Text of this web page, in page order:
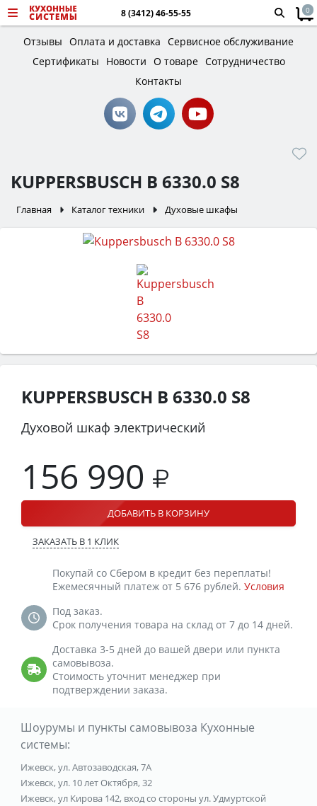
8 (3412) 46-55-55 0
Отзывы Оплата и доставка Сервисное обслуживание
Сертификаты
Новости О товаре Сотрудничество
Контакты
KUPPERSBUSCH B 6330.0 S8
Главная Каталог техники Духовые шкафы
KUPPERSBUSCH B 6330.0 S8
Духовой шкаф электрический
156 990
ДОБАВИТЬ В КОРЗИНУ
ЗАКАЗАТЬ В 1 КЛИК
Покупай со Сбером в кредит без переплаты!
Ежемесячный платеж от 5 676 рублей. Условия
Под заказ.
Срок получения товара на склад от 7 до 14 дней.
Доставка 3-5 дней до вашей двери или пункта
самовывоза.
Стоимость уточнит менеджер при
подтверждении заказа.
Шоурумы и пункты самовывоза Кухонные
системы:
Ижевск, ул. Автозаводская, 7А
Ижевск, ул. 10 лет Октября, 32
Ижевск, ул Кирова 142, вход со стороны ул. Удмуртской